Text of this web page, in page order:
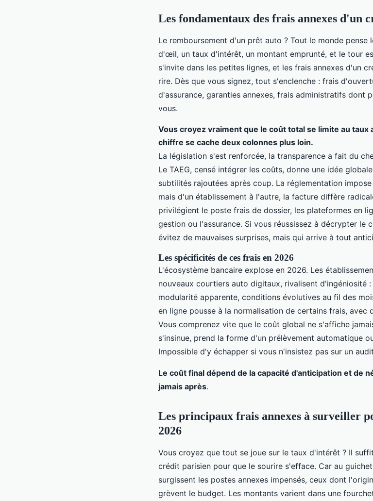
Les fondamentaux des frais annexes d'un
Le remboursement d'un prêt auto ? Tout le monde pense
d'œil, un taux d'intérêt, un montant emprunté, et le tour
s'invite dans les petites lignes, et les frais annexes d'un
rire. Dès que vous signez, tout s'enclenche : frais
d'assurance, garanties annexes, frais administratifs dont
vous.
Vous croyez vraiment que le coût total se limite au taux
chiffre se cache deux colonnes plus loin.
La législation s'est renforcée, la transparence a fait du
Le TAEG, censé intégrer les coûts, donne une idée
subtilités rajoutées après coup. La réglementation
mais d'un établissement à l'autre, la facture diffère
privilégient le poste frais de dossier, les plateformes en
gestion ou l'assurance. Si vous réussissez à décrypter le
évitez de mauvaises surprises, mais qui arrive à tout
Les spécificités de ces frais en 2026
L'écosystème bancaire explose en 2026. Les
nouveaux courtiers auto digitaux, rivalisent d'ingéniosité
modularité apparente, conditions évolutives au fil des
en ligne pousse à la normalisation de certains frais, avec
Vous comprenez vite que le coût global ne s'affiche
s'insinue, prend la forme d'un prélèvement automatique
Impossible d'y échapper si vous n'insistez pas sur un
Le coût final dépend de la capacité d'anticipation et de
jamais après.
Les principaux frais annexes à surveiller
2026
Vous croyez que tout se joue sur le taux d'intérêt ? Il
crédit parisien pour que le sourire s'efface. Car au
surgissent les postes annexes impensés, ceux dont
grèvent le budget. Les montants varient dans une